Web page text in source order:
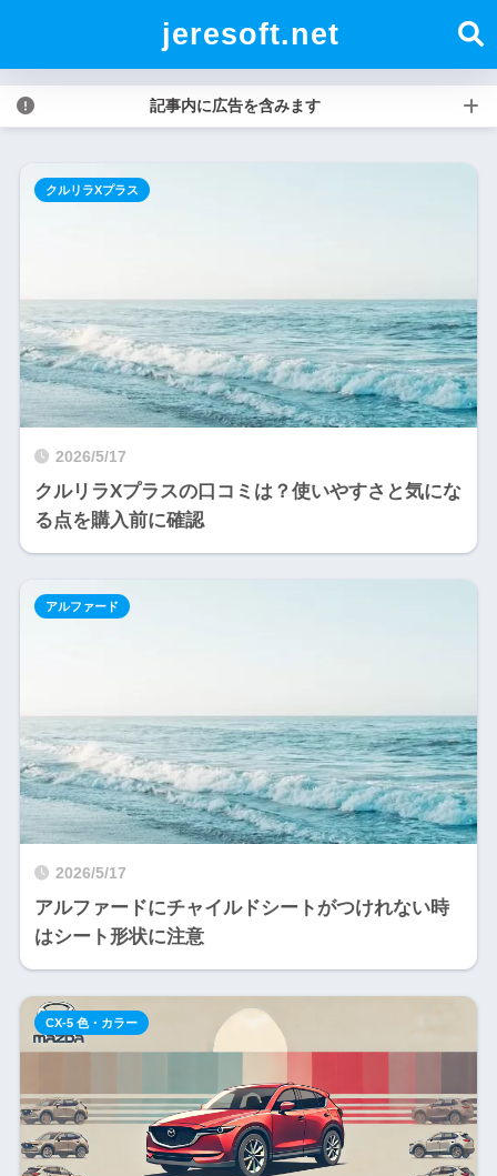
jeresoft.net
記事内に広告を含みます
2026/5/17
クルリラXプラスの口コミは？使いやすさと気にな
る点を購入前に確認
クルリラXプラス
2026/5/17
アルファードにチャイルドシートがつけれない時
はシート形状に注意
アルファード
CX-5 色・カラー